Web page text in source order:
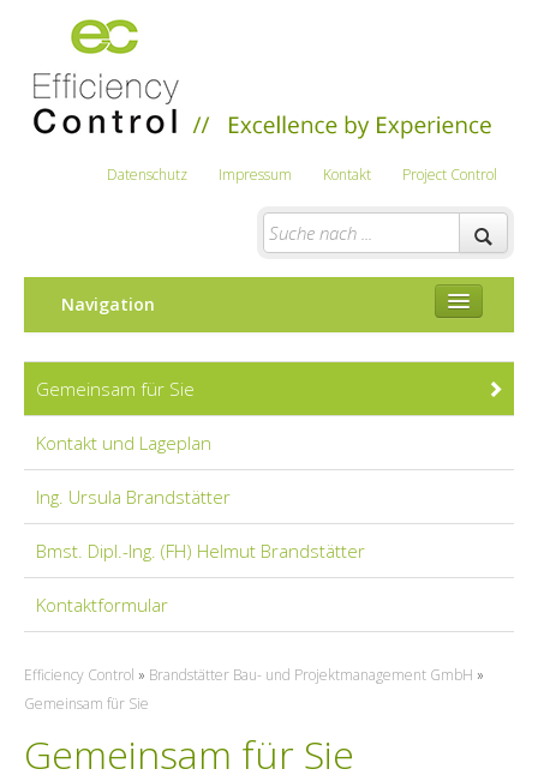
Datenschutz Impressum Kontakt Project Control
Navigation
Energieausweis/Beratung
Planung
Projektmanagement GmbH
Aktuelles | News
Gemeinsam für Sie
Kontakt und Lageplan
Ing. Ursula Brandstätter
Bmst. Dipl.-Ing. (FH) Helmut Brandstätter
Kontaktformular
Efficiency Control » Brandstätter Bau- und Projektmanagement GmbH »
Gemeinsam für Sie
Gemeinsam für Sie